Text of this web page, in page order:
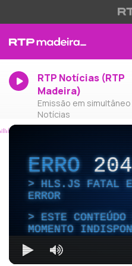
RTP Notícias (RTP
Madeira)
Emissão em
Notícias
ERRO204
HLS.JS FATAL
ERROR
ESTE
MOMENTO